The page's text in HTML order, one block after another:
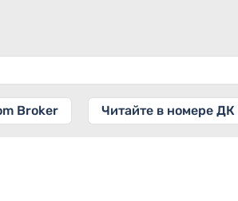
Broker Читайте в номере ДК